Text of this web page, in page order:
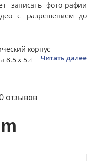
Читать далее
записать фотографии
с разрешением до
корпус
8.5 х 5.4 х 3.8 см
х 3264)
0 отзывов